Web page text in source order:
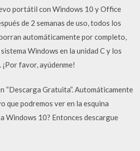
portátil con Windows 10 y Office
de 2 semanas de uso, todos los
automáticamente por completo,
Windows en la unidad C y los
favor, ayúdenme!
“Descarga Gratuita”. Automáticamente
que podremos ver en la esquina
Windows 10? Entonces descargue